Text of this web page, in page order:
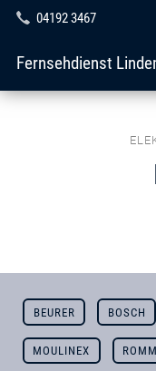
04192 3467
Fernsehdienst
BEURER BOSCH
MOULINEX